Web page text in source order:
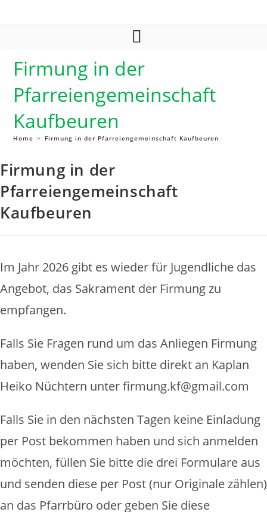
Firmung in der
Pfarreiengemeinschaft
Kaufbeuren
Home > Firmung in der Pfarreiengemeinschaft Kaufbeuren
Firmung in der
Pfarreiengemeinschaft
Kaufbeuren
Im Jahr 2026 gibt es wieder für Jugendliche das
Angebot, das Sakrament der Firmung zu
empfangen.
Falls Sie Fragen rund um das Anliegen Firmung
haben, wenden Sie sich bitte direkt an Kaplan
Heiko Nüchtern unter firmung.kf@gmail.com
Falls Sie in den nächsten Tagen keine Einladung
per Post bekommen haben und sich anmelden
möchten, füllen Sie bitte die drei Formulare aus
und senden diese per Post (nur Originale zählen)
an das Pfarrbüro oder geben Sie diese